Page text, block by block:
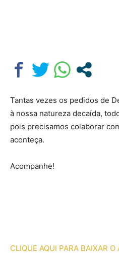
Tantas vezes os pedidos de
à nossa natureza decaída,
pois precisamos colaborar
aconteça.
Acompanhe!
CLIQUE AQUI PARA BAIXAR O